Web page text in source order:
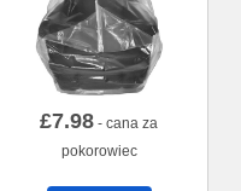
£7.98 - cana za
pokorowiec